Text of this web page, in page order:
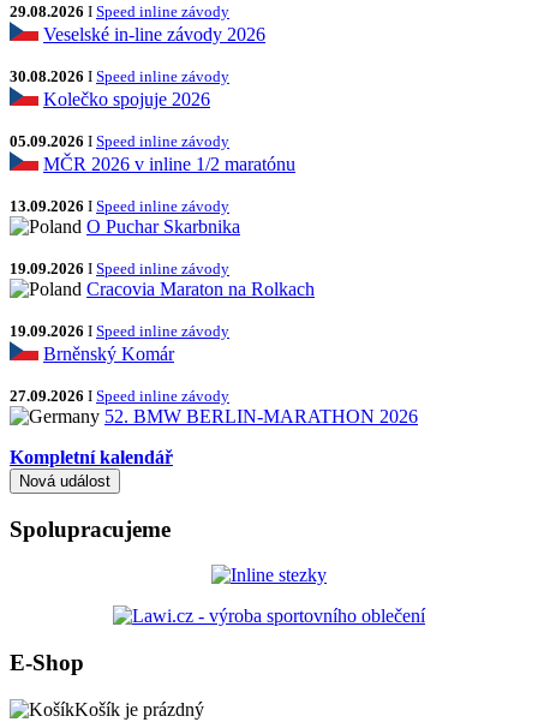
29.08.2026 I Speed inline závody
Veselské in-line závody 2026
30.08.2026 I Speed inline závody
Kolečko spojuje 2026
05.09.2026 I Speed inline závody
MČR 2026 v inline 1/2 maratónu
13.09.2026 I Speed inline závody
O Puchar Skarbnika
19.09.2026 I Speed inline závody
Cracovia Maraton na Rolkach
19.09.2026 I Speed inline závody
Brněnský Komár
27.09.2026 I Speed inline závody
52. BMW BERLIN-MARATHON 2026
Kompletní kalendář
Spolupracujeme
E-Shop
Košík je prázdný